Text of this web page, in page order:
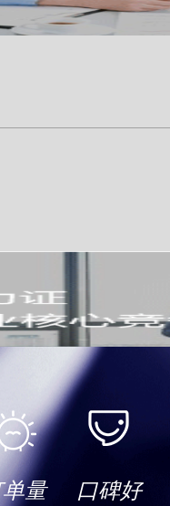
量
口碑好